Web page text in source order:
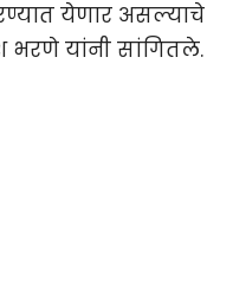
येणार असल्याचे
भरणे यांनी सांगितले.